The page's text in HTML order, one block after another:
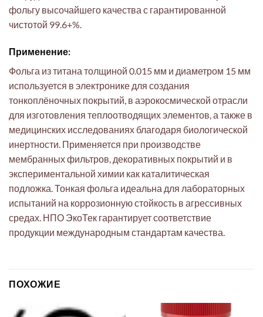
фольгу высочайшего качества с гарантированной
чистотой 99.6+%.
Применение:
Фольга из титана толщиной 0.015 мм и диаметром 15 мм
используется в электронике для создания
тонкоплёночных покрытий, в аэрокосмической отрасли
для изготовления теплоотводящих элементов, а также в
медицинских исследованиях благодаря биологической
инертности. Применяется при производстве
мембранных фильтров, декоративных покрытий и в
экспериментальной химии как каталитическая
подложка. Тонкая фольга идеальна для лабораторных
испытаний на коррозионную стойкость в агрессивных
средах. НПО ЭкоТек гарантирует соответствие
продукции международным стандартам качества.
ПОХОЖИЕ